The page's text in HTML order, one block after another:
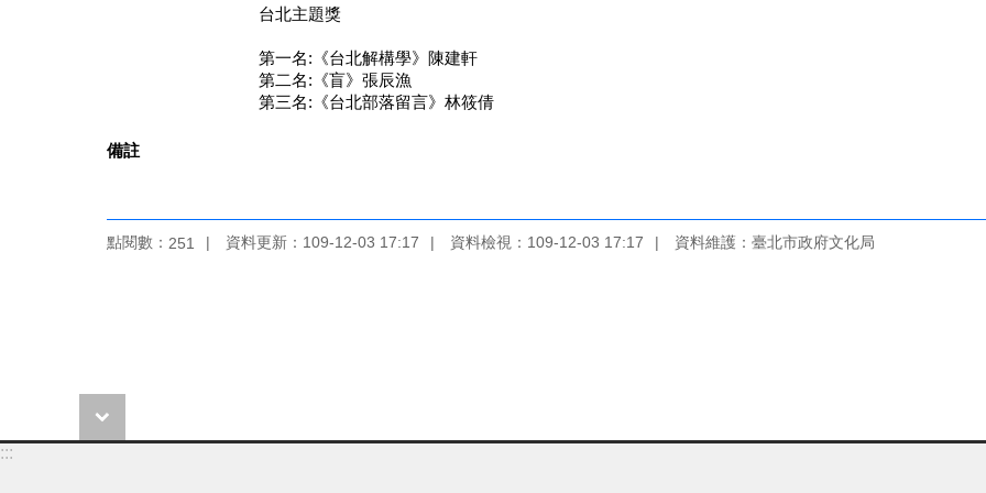
台北主題獎
第一名:《台北解構學》陳建軒
第二名:《盲》張辰漁
第三名:《台北部落留言》林筱倩
備註
點閱數： 251 資料更新：109-12-03 17:17 資料檢視：109-12-03 17:17 資料維護：臺北市政府文化局
:::